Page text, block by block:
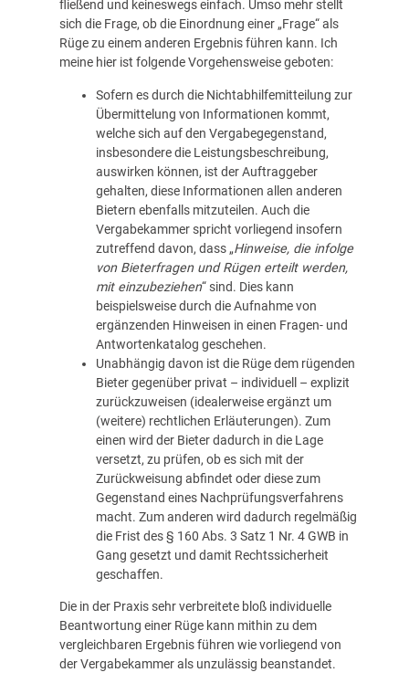
fließend und keineswegs einfach. Umso mehr stellt
sich die Frage, ob die Einordnung einer „Frage“ als
Rüge zu einem anderen Ergebnis führen kann. Ich
meine hier ist folgende Vorgehensweise geboten:
Sofern es durch die Nichtabhilfemitteilung zur
Übermittelung von Informationen kommt,
welche sich auf den Vergabegegenstand,
insbesondere die Leistungsbeschreibung,
auswirken können, ist der Auftraggeber
gehalten, diese Informationen allen anderen
Bietern ebenfalls mitzuteilen. Auch die
Vergabekammer spricht vorliegend insofern
zutreffend davon, dass „Hinweise, die infolge
von Bieterfragen und Rügen erteilt werden,
mit einzubeziehen“ sind. Dies kann
beispielsweise durch die Aufnahme von
ergänzenden Hinweisen in einen Fragen- und
Antwortenkatalog geschehen.
Unabhängig davon ist die Rüge dem rügenden
Bieter gegenüber privat – individuell – explizit
zurückzuweisen (idealerweise ergänzt um
(weitere) rechtlichen Erläuterungen). Zum
einen wird der Bieter dadurch in die Lage
versetzt, zu prüfen, ob es sich mit der
Zurückweisung abfindet oder diese zum
Gegenstand eines Nachprüfungsverfahrens
macht. Zum anderen wird dadurch regelmäßig
die Frist des § 160 Abs. 3 Satz 1 Nr. 4 GWB in
Gang gesetzt und damit Rechtssicherheit
geschaffen.
Die in der Praxis sehr verbreitete bloß individuelle
Beantwortung einer Rüge kann mithin zu dem
vergleichbaren Ergebnis führen wie vorliegend von
der Vergabekammer als unzulässig beanstandet.